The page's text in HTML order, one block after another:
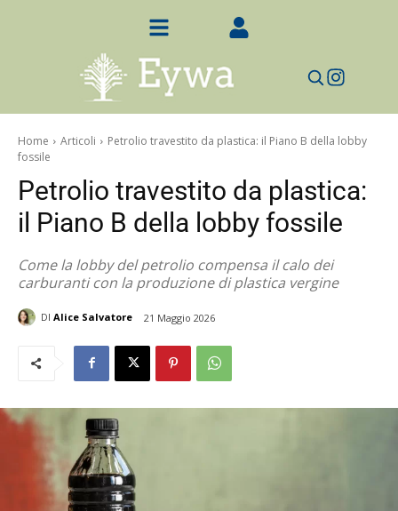
Home Articoli
Petrolio travestito da plastica: il Piano B della lobby
fossile
Petrolio travestito da plastica:
il Piano B della lobby fossile
Come la lobby del petrolio compensa il calo dei
carburanti con la produzione di plastica vergine
DI Alice Salvatore 21 Maggio 2026